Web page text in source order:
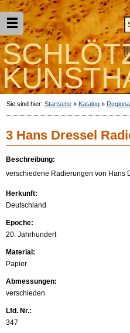
Sie sind hier: Startseite» Katalog»
3 Hans Dressel
Beschreibung:
verschiedene Radierungen von Hans
Herkunft:
Deutschland
Epoche:
20. Jahrhundert
Material:
Papier
Abmessungen:
verschieden
Lfd. Nr.:
347